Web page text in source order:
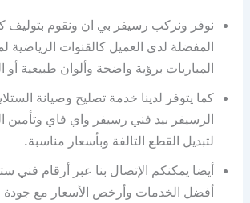
نوفر ونركب رسيفر بي ان ونقوم بتوليف
المفضلة لدى العميل كالقنوات الرياضية
المباريات برؤية واضحة وألوان طبيعية أو
كما يتوفر لدينا خدمة تصليح وصيانة
الرسيفر بيد فني رسيفر واي فاي وتأمين
لتبديل القطع التالفة وبأسعار مناسبة.
أيضا يمكنكم الإتصال بنا عبر أرقام فني
أفضل الخدمات وأرخص الأسعار مع جودة